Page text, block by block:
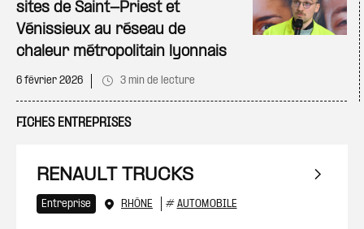
sites de Saint-Priest et
Vénissieux au réseau de
chaleur métropolitain lyonnais
6 février 2026 3 min de lecture
FICHES ENTREPRISES
RENAULT TRUCKS
Entreprise RHÔNE # AUTOMOBILE